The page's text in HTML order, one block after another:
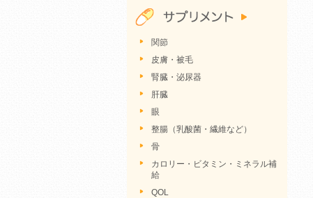
関節
皮膚・被毛
腎臓・泌尿器
肝臓
眼
整腸（乳酸菌・繊維など）
骨
カロリー・ビタミン・ミネラル補
給
QOL